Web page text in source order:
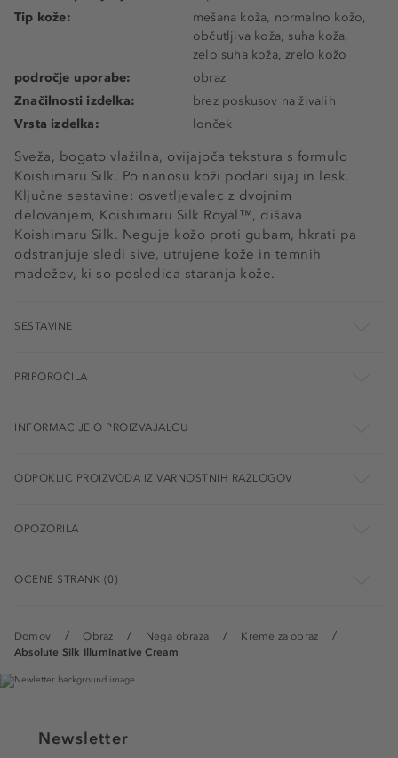
Domov Obraz Nega obraza
Kreme za obraz
Absolute Silk Illuminative Cream
Sveža, bogato vlažilna, ovijajoča tekstura s formulo
Koishimaru Silk. Po nanosu koži podari sijaj in lesk.
Ključne sestavine: osvetljevalec z dvojnim
delovanjem, Koishimaru Silk Royal™, dišava
Koishimaru Silk. Neguje kožo proti gubam, hkrati pa
odstranjuje sledi sive, utrujene kože in temnih
madežev, ki so posledica staranja kože.
Tip kože:
mešana koža, normalno kožo,
občutljiva koža, suha koža,
zelo suha koža, zrelo kožo
področje uporabe:
obraz
Značilnosti izdelka:
brez poskusov na živalih
Vrsta izdelka:
lonček
SESTAVINE
PRIPOROČILA
INFORMACIJE O PROIZVAJALCU
ODPOKLIC PROIZVODA IZ VARNOSTNIH RAZLOGOV
OPOZORILA
OCENE STRANK (0)
Newsletter